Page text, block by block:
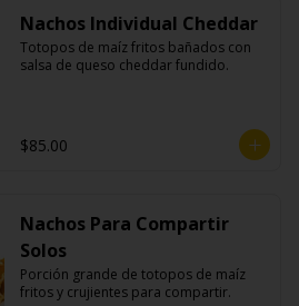
Nachos Individual Cheddar
Totopos de maíz fritos bañados con
salsa de queso cheddar fundido.
$85.00
Nachos Para Compartir
Solos
Porción grande de totopos de maíz
fritos y crujientes para compartir.